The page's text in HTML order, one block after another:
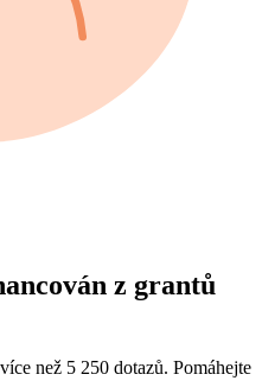
z grantů
než 5 250 dotazů. Pomáhejte